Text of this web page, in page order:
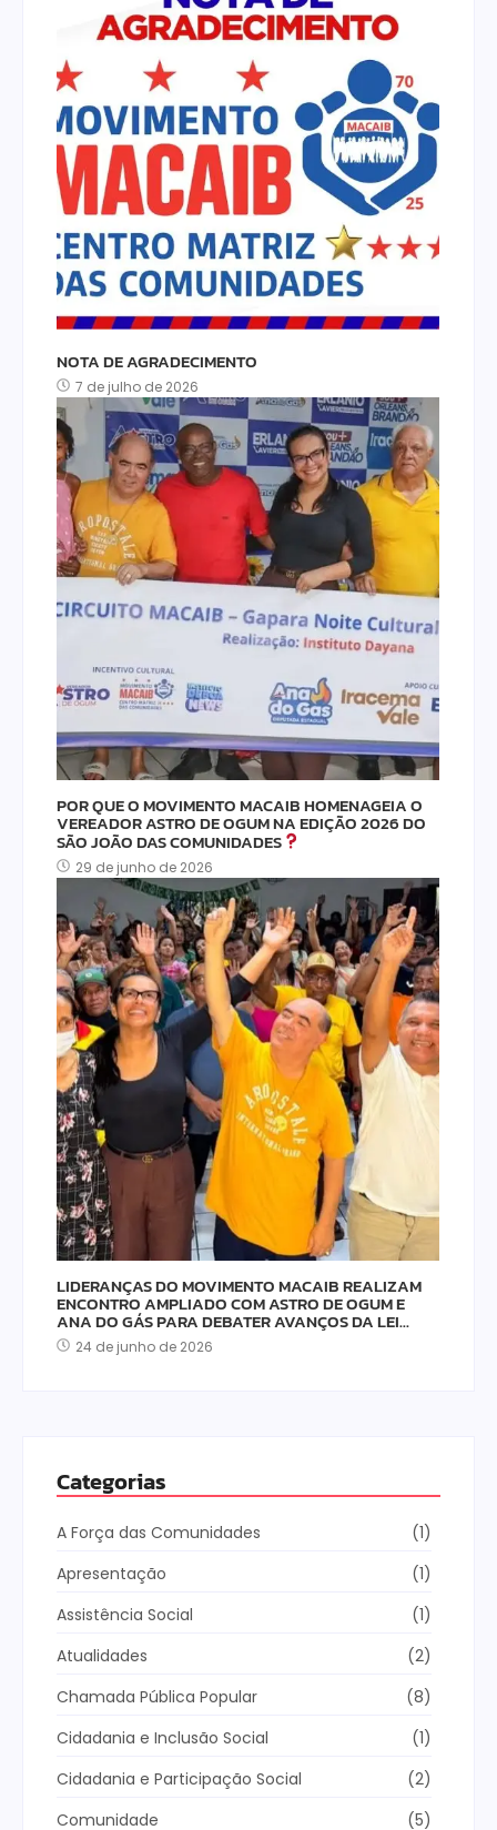
NOTA DE AGRADECIMENTO
7 de julho de 2026
POR QUE O MOVIMENTO MACAIB HOMENAGEIA O
VEREADOR ASTRO DE OGUM NA EDIÇÃO 2026 DO
SÃO JOÃO DAS COMUNIDADES
29 de junho de 2026
LIDERANÇAS DO MOVIMENTO MACAIB REALIZAM
ENCONTRO AMPLIADO COM ASTRO DE OGUM E
ANA DO GÁS PARA DEBATER AVANÇOS DA LEI…
24 de junho de 2026
Categorias
A Força das Comunidades
(1)
Apresentação
(1)
Assistência Social
(1)
Atualidades
(2)
Chamada Pública Popular
(8)
Cidadania e Inclusão Social
(1)
Cidadania e Participação Social
(2)
Comunidade
(5)